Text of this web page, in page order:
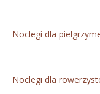
Noclegi dla
Noclegi dla